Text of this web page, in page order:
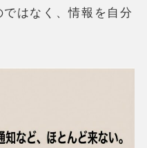
はなく、情報を自分